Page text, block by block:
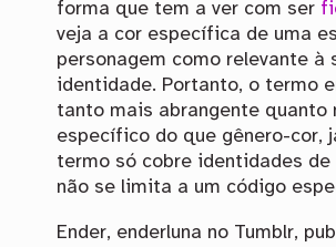
forma que tem a ver com ser
veja a cor específica de uma
personagem como relevante à
identidade. Portanto, o termo
tanto mais abrangente quanto
específico do que gênero-cor,
termo só cobre identidades de
não se limita a um código
Ender, enderluna no Tumblr,